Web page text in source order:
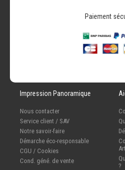
Paiement
Impression Panoramique
Nous contacter
Service client / SAV
Notre savoir-faire
Démarche éco-responsable
CGU / Cookies
Cond. géné. de vente
Art
?